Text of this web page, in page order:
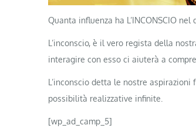
Quanta influenza ha L’INCONSCIO
L’inconscio, è il vero regista della
interagire con esso ci aiuterà a
L’inconscio detta le nostre
possibilità realizzative infinite.
[wp_ad_camp_5]